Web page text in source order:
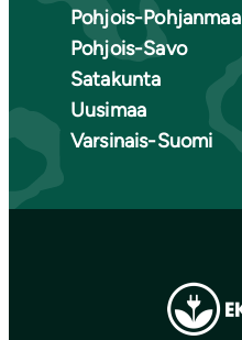
Pohjois-Pohjanmaa
Pohjois-Savo
Satakunta
Uusimaa
Varsinais-Suomi